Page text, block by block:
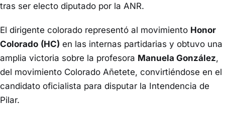
tras ser electo diputado por la ANR.
El dirigente colorado representó al movimiento Honor
Colorado (HC) en las internas partidarias y obtuvo una
amplia victoria sobre la profesora Manuela González,
del movimiento Colorado Añetete, convirtiéndose en el
candidato oficialista para disputar la Intendencia de
Pilar.